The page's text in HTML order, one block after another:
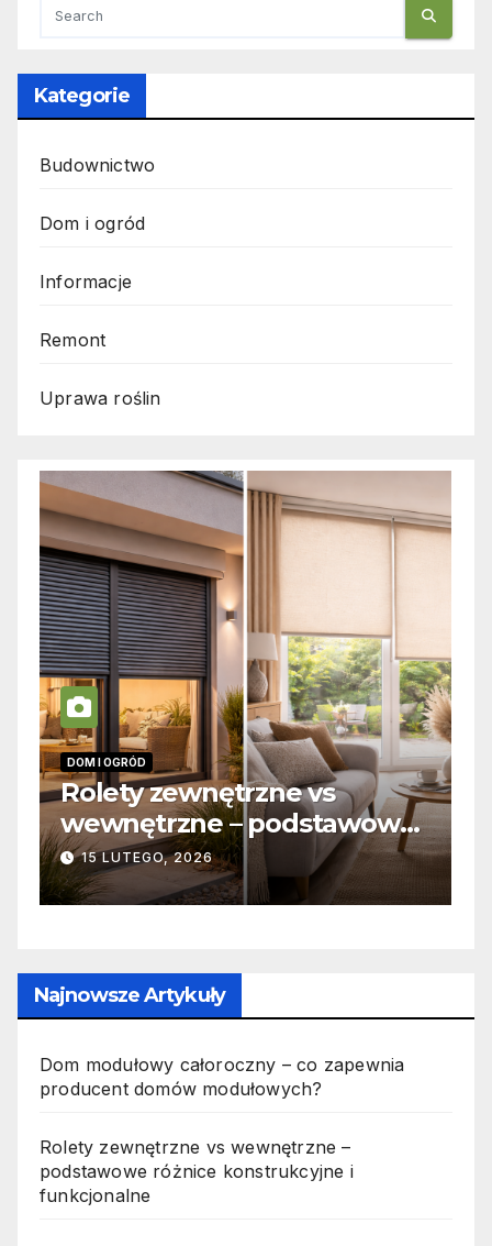
Kategorie
Budownictwo
Dom i ogród
Informacje
Remont
Uprawa roślin
vs
– podstawowe
i
INFORMACJE
Zabicie owada a
jak wygląda to
19 PAŹDZIERNIKA, 2025
Najnowsze Artykuły
Dom modułowy całoroczny – co zapewnia
producent domów modułowych?
Rolety zewnętrzne vs wewnętrzne –
podstawowe różnice konstrukcyjne i
funkcjonalne